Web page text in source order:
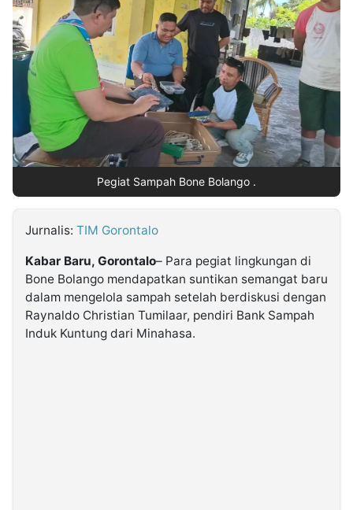
Partner
Insight
NTB
Suara
Time
Lens
IDN
Daily
Jogja
Jalan
Rakyat
Idealita
News
Kita
Notice
Dinamikapost.com
Radar
Baru
Seedbacklink
Follow
Kabarbaru
Pegiat Sampah Bone Bolango .
Jurnalis: TIM Gorontalo
Kabar Baru, Gorontalo– Para pegiat lingkungan di
Bone Bolango mendapatkan suntikan semangat baru
dalam mengelola sampah setelah berdiskusi dengan
Raynaldo Christian Tumilaar, pendiri Bank Sampah
Induk Kuntung dari Minahasa.